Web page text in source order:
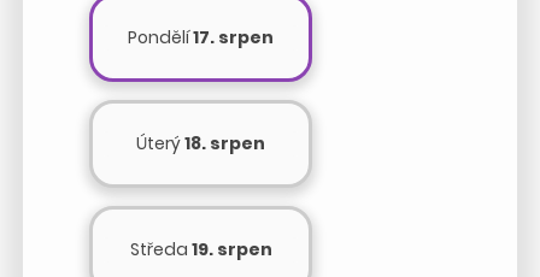
Pondělí17. srpen
Úterý18. srpen
Středa 19. srpen